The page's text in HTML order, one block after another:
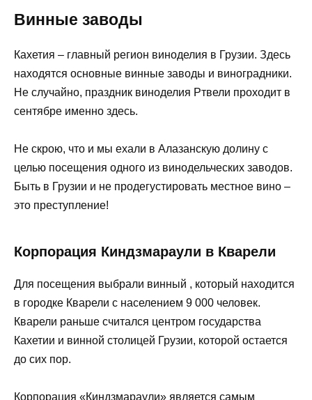
Винные заводы
Кахетия – главный регион виноделия в Грузии. Здесь
находятся основные винные заводы и виноградники.
Не случайно, праздник виноделия Ртвели проходит в
сентябре именно здесь.
Не скрою, что и мы ехали в Алазанскую долину с
целью посещения одного из винодельческих заводов.
Быть в Грузии и не продегустировать местное вино –
это преступление!
Корпорация Киндзмараули в Кварели
Для посещения выбрали винный , который находится
в городке Кварели с населением 9 000 человек.
Кварели раньше считался центром государства
Кахетии и винной столицей Грузии, которой остается
до сих пор.
Корпорация «Киндзмараули» является самым